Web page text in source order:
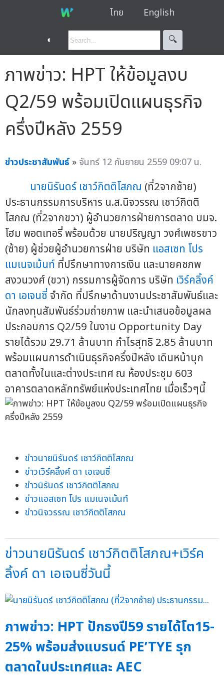
ไทย English
◐ 🔍︎
ภาพข่าว: HPT ให้ข้อมูลงบ
Q2/59 พร้อมเปิดแผนธุรกิจ
ครึ่งปีหลัง 2559
ข่าวประชาสัมพันธ์ » จันทร์ 12 กันยายน 2559 09:07 น.
นายนิรันดร์ เชาว์กิตติโสภณ (ที่2จากซ้าย)
ประธานกรรมการบริหาร น.ส.นิจวรรณ เชาว์กิตติ
โสภณ (ที่2จากขวา) ผู้อำนวยการฝ่ายการตลาด บมจ.
โฮม พอตเทอรี่ พร้อมด้วย นายปริญญา วงศ์เพชรขาว
(ซ้าย) ผู้ช่วยผู้อำนวยการฝ่าย บริษัท แอสเซท โปร
แมเนจเม้นท์ ที่ปรึกษาทางการเงิน และนายคชภพ
สงวนวงศ์ (ขวา) กรรมการผู้จัดการ บริษัท เวิร์คลิ้งค์
ดา เอเจนซี่จำกัด ที่ปรึกษาด้านงานประชาสัมพันธ์และ
นักลงทุนสัมพันธ์ร่วมถ่ายภาพ และนำเสนอข้อมูลผล
ประกอบการ Q2/59 ในงาน Opportunity Day
รายได้รวม 29.71 ล้านบาท กำไรสุทธิ 2.85 ล้านบาท
พร้อมแผนการดำเนินธุรกิจครึ่งปีหลัง เดินหน้าบุก
ตลาดทั้งในและต่างประเทศ ณ ห้องประชุม 603
อาคารตลาดหลักทรัพย์แห่งประเทศไทย เมื่อเร็วๆนี้
ข่าวนายนิรันดร์ เชาว์กิตติโสภณ
ข่าวเวิร์คลิ้งค์ ดา เอเจนซี่
ข่าวนิรันดร์ เชาว์กิตติโสภณ
ข่าวแอสเซท โปร แมเนจเม้นท์
ข่าวนิจวรรณ เชาว์กิตติโสภณ
ข่าวนายนิรันดร์ เชาว์กิตติโสภณ+เวิร์ค
ลิ้งค์ ดา เอเจนซี่วันนี้
ภาพข่าว: HPT ปักธงปี59 รายได้โต15-
25% พร้อมส่งแบรนด์ PE’TYE รุก
ตลาดในประเทศและ AEC